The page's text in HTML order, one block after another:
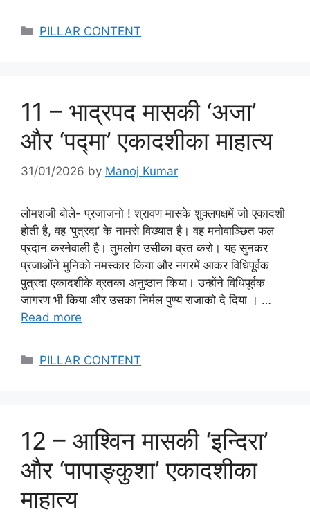
Categories
PILLAR CONTENT
11 – भाद्रपद मासकी ‘अजा’
और ‘पद्मा’ एकादशीका माहात्य
31/01/2026 by Manoj Kumar
लोमशजी बोले- प्रजाजनो ! श्रावण मासके शुक्लपक्षमें जो एकादशी
होती है, वह ‘पुत्रदा’ के नामसे विख्यात है। वह मनोवाञ्छित फल
प्रदान करनेवाली है। तुमलोग उसीका व्रत करो। यह सुनकर
प्रजाओंने मुनिको नमस्कार किया और नगरमें आकर विधिपूर्वक
पुत्रदा एकादशीके व्रतका अनुष्ठान किया। उन्होंने विधिपूर्वक
जागरण भी किया और उसका निर्मल पुण्य राजाको दे दिया । …
Read more
Categories
PILLAR CONTENT
12 – आश्विन मासकी ‘इन्दिरा’
और ‘पापाङ्कुशा’ एकादशीका
माहात्य